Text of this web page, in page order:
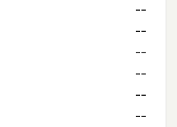
--
--
--
--
--
--